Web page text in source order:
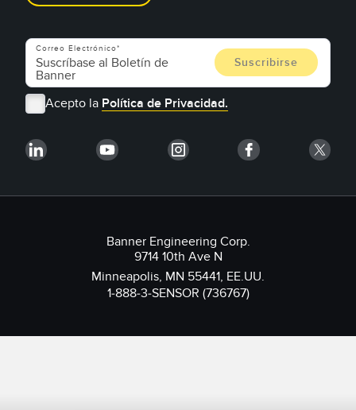
Correo Electrónico
Acepto la Política de Privacidad.
Banner Engineering Corp.
9714 10th Ave N
Minneapolis, MN 55441, EE.UU.
1-888-3-SENSOR (736767)